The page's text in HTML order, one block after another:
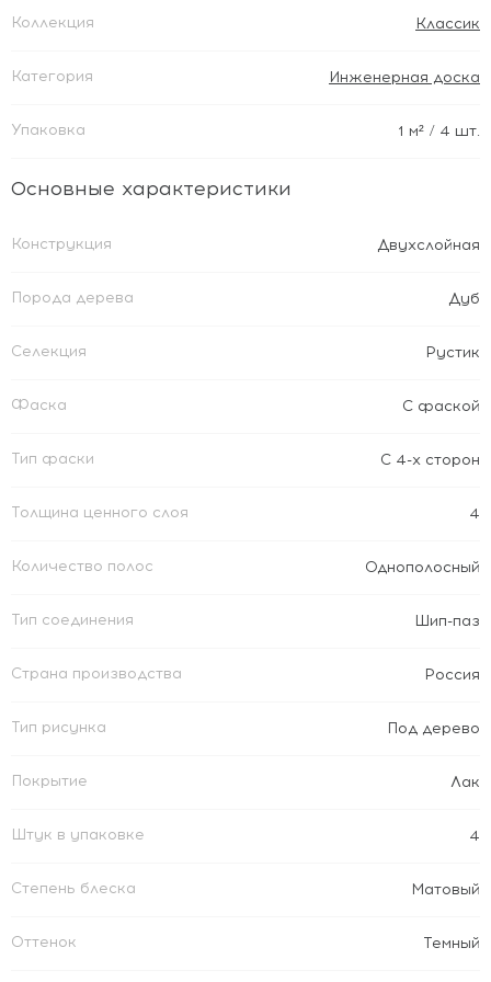
Коллекция Классик
Категория Инженерная доска
Упаковка 1 м² / 4 шт.
Основные характеристики
Конструкция Двухслойная
Порода дерева Дуб
Селекция Рустик
Фаска С фаской
Тип фаски С 4-х сторон
Толщина ценного слоя 4
Количество полос Однополосный
Тип соединения Шип-паз
Страна производства Россия
Тип рисунка Под дерево
Покрытие Лак
Штук в упаковке 4
Степень блеска Матовый
Оттенок Темный